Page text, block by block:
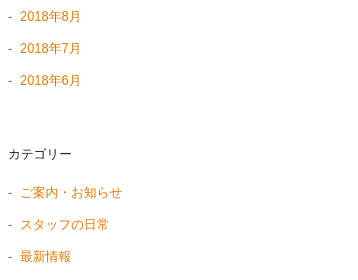
2018年8月
2018年7月
2018年6月
カテゴリー
ご案内・お知らせ
スタッフの日常
最新情報